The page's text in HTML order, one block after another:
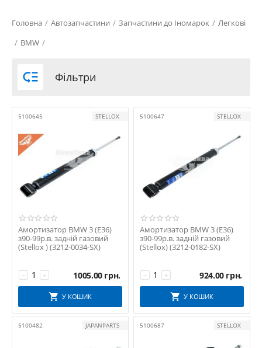
CTR
DELPHI
FAG
FEBEST
FORTUNE
GOLD
GSP
HORT
HUTCHINSON
ILJIN
Japanparts
JP GROUP
KAPIMSAN
Головна / Автозапчастини / Запчастини до Іномарок / Легкові
/ BMW /
 Фільтри
5100645 STELLOX
Амортизатор BMW 3 (E36)
з90-99р.в. задній газовий
(Stellox ) (3212-0034-SX)
+
− 1005.00 грн.
У КОШИК
5100647 STELLOX
Амортизатор BMW 3 (E36)
з90-99р.в. задній газовий
(Stellox) (3212-0182-SX)
+
− 924.00 грн.
У КОШИК
5100482 JAPANPARTS 5100687 STELLOX